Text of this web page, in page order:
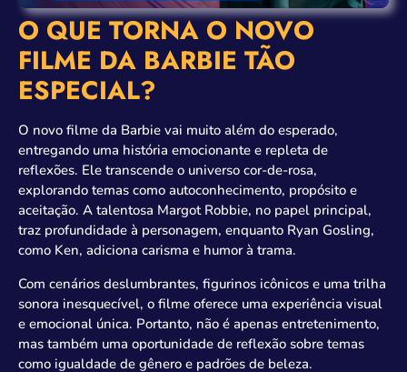
O QUE TORNA O NOVO
FILME DA BARBIE TÃO
ESPECIAL?
O novo filme da Barbie vai muito além do esperado,
entregando uma história emocionante e repleta de
reflexões. Ele transcende o universo cor-de-rosa,
explorando temas como autoconhecimento, propósito e
aceitação. A talentosa Margot Robbie, no papel principal,
traz profundidade à personagem, enquanto Ryan Gosling,
como Ken, adiciona carisma e humor à trama.
Com cenários deslumbrantes, figurinos icônicos e uma trilha
sonora inesquecível, o filme oferece uma experiência visual
e emocional única. Portanto, não é apenas entretenimento,
mas também uma oportunidade de reflexão sobre temas
como igualdade de gênero e padrões de beleza.